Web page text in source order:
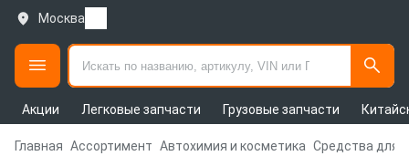
Москва
Акции Легковые запчасти Грузовые запчасти
Главная Ассортимент Автохимия и косметика Средства для